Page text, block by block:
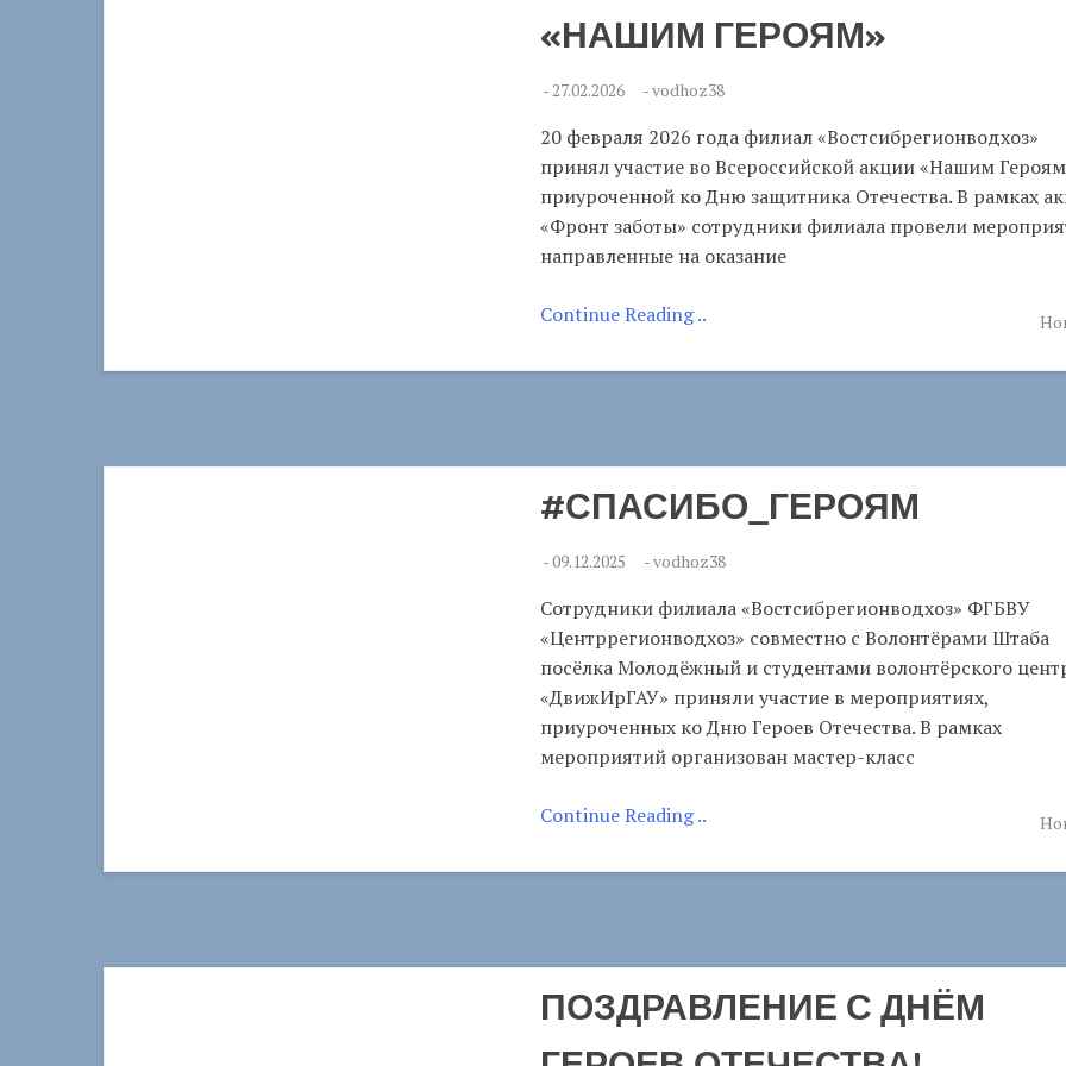
«НАШИМ ГЕРОЯМ»
-27.02.2026 -vodhoz38
20 февраля 2026 года филиал «Востсибрегионводхоз»
принял участие во Всероссийской акции «Нашим
приуроченной ко Дню защитника Отечества. В рамках
«Фронт заботы» сотрудники филиала провели
направленные на оказание
Continue Reading ..
#СПАСИБО_ГЕРОЯМ
-09.12.2025 -vodhoz38
Сотрудники филиала «Востсибрегионводхоз» ФГБВУ
«Центррегионводхоз» совместно с Волонтёрами Штаба
посёлка Молодёжный и студентами волонтёрского
«ДвижИрГАУ» приняли участие в мероприятиях,
приуроченных ко Дню Героев Отечества. В рамках
мероприятий организован мастер-класс
Continue Reading ..
ПОЗДРАВЛЕНИЕ С ДНЁМ